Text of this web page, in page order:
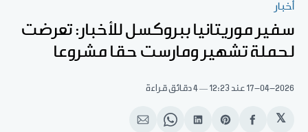
أخبار
سفير موريتانيا ببروكسل للأخبار: تعرضت
لحملة تشهير ومارست حقا مشروعا
17-04-2026 عند 12:23 4 دقائق قراءة
𝕏
انشر
Shareانشر
Shareانشر